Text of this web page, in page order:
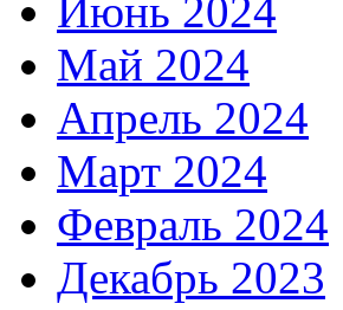
Июнь 2024
Май 2024
Апрель 2024
Март 2024
Февраль 2024
Декабрь 2023